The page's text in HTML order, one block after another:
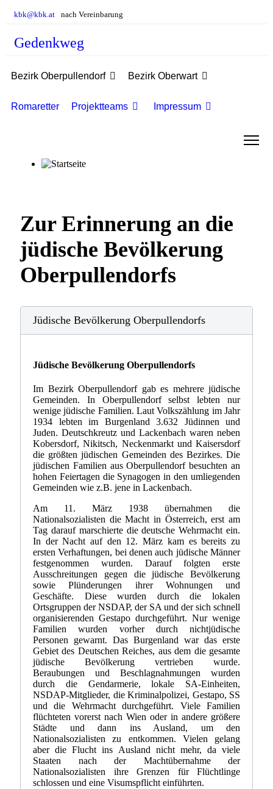
kbk@kbk.at nach Vereinbarung
Gedenkweg
Bezirk Oberpullendorf Bezirk Oberwart
Romaretter Projektteams Impressum
Zur Erinnerung an die
jüdische Bevölkerung
Oberpullendorfs
Jüdische Bevölkerung Oberpullendorfs
Jüdische Bevölkerung Oberpullendorfs
Im Bezirk Oberpullendorf gab es mehrere jüdische
Gemeinden. In Oberpullendorf selbst lebten nur
wenige jüdische Familien. Laut Volkszählung im Jahr
1934 lebten im Burgenland 3.632 Jüdinnen und
Juden. Deutschkreutz und Lackenbach waren neben
Kobersdorf, Nikitsch, Neckenmarkt und Kaisersdorf
die größten jüdischen Gemeinden des Bezirkes. Die
jüdischen Familien aus Oberpullendorf besuchten an
hohen Feiertagen die Synagogen in den umliegenden
Gemeinden wie z.B. jene in Lackenbach.
Am 11. März 1938 übernahmen die
Nationalsozialisten die Macht in Österreich, erst am
Tag darauf marschierte die deutsche Wehrmacht ein.
In der Nacht auf den 12. März kam es bereits zu
ersten Verhaftungen, bei denen auch jüdische Männer
festgenommen wurden. Darauf folgten erste
Ausschreitungen gegen die jüdische Bevölkerung
sowie Plünderungen ihrer Wohnungen und
Geschäfte. Diese wurden durch die lokalen
Ortsgruppen der NSDAP, der SA und der sich schnell
organisierenden Gestapo durchgeführt. Nur wenige
Familien wurden vorher durch nichtjüdische
Personen gewarnt. Das Burgenland war das erste
Gebiet des Deutschen Reiches, aus dem die gesamte
jüdische Bevölkerung vertrieben wurde.
Beraubungen und Beschlagnahmungen wurden
durch die Gendarmerie, lokale SA-Einheiten,
NSDAP-Mitglieder, die Kriminalpolizei, Gestapo, SS
und die Wehrmacht durchgeführt. Viele Familien
flüchteten vorerst nach Wien oder in andere größere
Städte und dann ins Ausland, um den
Nationalsozialisten zu entkommen. Vielen gelang
aber die Flucht ins Ausland nicht mehr, da viele
Staaten nach der Machtübernahme der
Nationalsozialisten ihre Grenzen für Flüchtlinge
schlossen und eine Visumspflicht einführten.